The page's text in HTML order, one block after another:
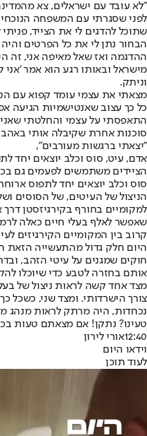
"לא עובד עם ישראלים, צא
לפני שסגרתי עם המשפחה
שתוכל להדגים לי את הצייד,
הבחור נתן לי את כל הפרטים
ההדגמה ואז שאל מאיפה אני, זה
מישראל ובאותו רגע הוא אמר
וניתק.
מצאתי את עצמי עומד קפוא עם
כל כך עצוב שאנטישמיות הגיעה
התאפסתי על עצמי והחלטתי שאני
סוכנות אחרת שקיבלה אותי
"יצאתי ברגשות מעורבים",
אדם, עיט, סוס וכלב יוצאים יחד
הציידים משתמשים לפעמים גם
סוס וכלב יוצאים יחד לתפוס
הניצול של העיטים, של הסוסים
למקומיים בחורף בקירגיזסטן
שאפשר לאלף בעלי חיים כאלה
קרוב בין המקומיים הקירגיזים
היום חלק גדול מהתעשייה הזאת
חוקים שמגנים על עיטי הזהב,
אותם בחזרה לטבע כדי שיוכלו
מצד אחד קשה לראות ניצול של
צורך הישרדותי. ומצד שני, כשכל
נכחדות, היה מרתק לראות מנהג
טעינו? נתקן! אם מצאתם טעות
12:40אורי לירון
וידאו היום
לעוד תוכן